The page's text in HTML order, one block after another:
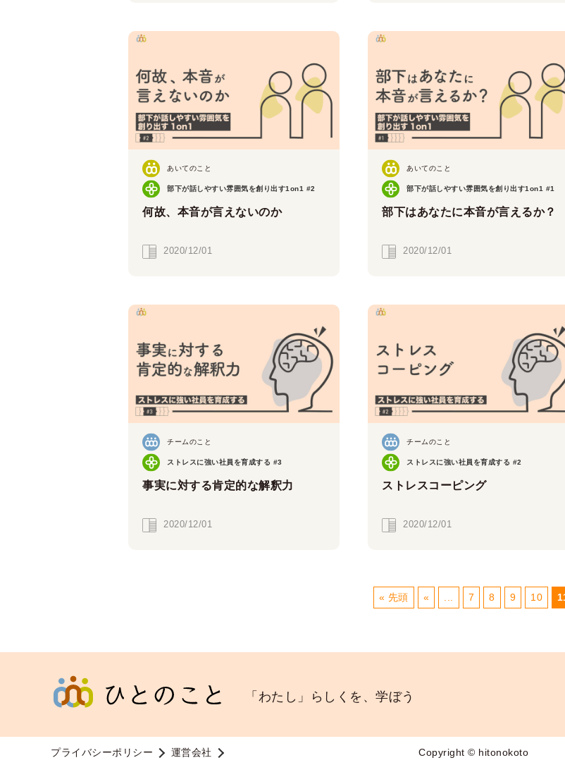
あいてのこと
部下が話しやすい雰囲気を創り出す1on1 #2
何故、本音が言えないのか
2020/12/01
あいてのこと
部下が話しやすい雰囲気を創り出す1on1 #1
部下はあなたに本音が言えるか？
2020/12/01
チームのこと
ストレスに強い社員を育成する #3
事実に対する肯定的な解釈力
2020/12/01
チームのこと
ストレスに強い社員を育成する #2
ストレスコーピング
2020/12/01
« 先頭 « ... 7 8 9 10
「わたし」らしくを、学ぼう
プライバシーポリシー 運営会社 Copyright © hitonokoto